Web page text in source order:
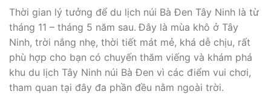
Thời gian lý tưởng để du lịch núi Bà Đen Tây Ninh là từ
tháng 11 – tháng 5 năm sau. Đây là mùa khô ở Tây
Ninh, trời nắng nhẹ, thời tiết mát mẻ, khá dễ chịu, rất
phù hợp cho bạn có chuyến thăm viếng và khám phá
khu du lịch Tây Ninh núi Bà Đen vì các điểm vui chơi,
tham quan tại đây đa phần đều nằm ngoài trời.